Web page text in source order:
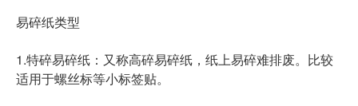
易碎纸类型
1.特碎易碎纸：又称高碎易碎纸，纸上易碎难排废。比较
适用于螺丝标等小标签贴。